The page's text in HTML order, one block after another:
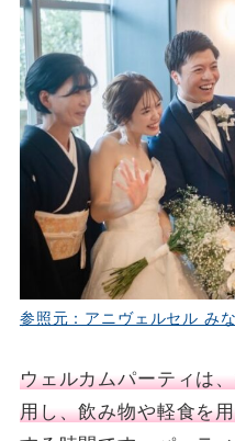
参照元：アニヴェルセル み
ウェルカムパーティは
用し、飲み物や軽食を